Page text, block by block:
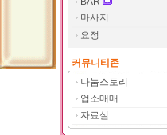
마사지
요정
커뮤니티존
나눔스토리
업소매매
자료실